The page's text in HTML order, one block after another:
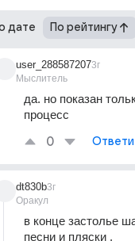
дате По рейтингу
user_288587207
Мыслитель
3г
да. но показан
процесс
0
dt830b
Оракул
3г
в конце застолье
песни и пляски .